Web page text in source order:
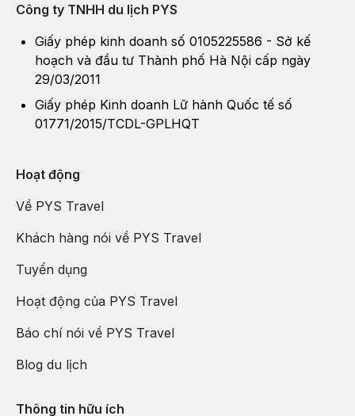
Công ty TNHH du lịch PYS
Giấy phép kinh doanh số 0105225586 - Sở kế
hoạch và đầu tư Thành phố Hà Nội cấp ngày
29/03/2011
Giấy phép Kinh doanh Lữ hành Quốc tế số
01771/2015/TCDL-GPLHQT
Hoạt động
Về PYS Travel
Khách hàng nói về PYS Travel
Tuyển dụng
Hoạt động của PYS Travel
Báo chí nói về PYS Travel
Blog du lịch
Thông tin hữu ích